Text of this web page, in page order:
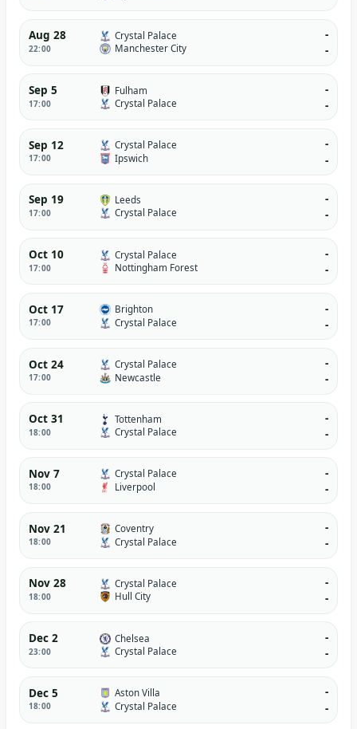
Aug 28
22:00
Crystal Palace
Manchester City
-
-
Sep 5
17:00
Fulham
Crystal Palace
-
-
Sep 12
17:00
Crystal Palace
Ipswich
-
-
Sep 19
17:00
Leeds
Crystal Palace
-
-
Oct 10
17:00
Crystal Palace
Nottingham Forest
-
-
Oct 17
17:00
Brighton
Crystal Palace
-
-
Oct 24
17:00
Crystal Palace
Newcastle
-
-
Oct 31
18:00
Tottenham
Crystal Palace
-
-
Nov 7
18:00
Crystal Palace
Liverpool
-
-
Nov 21
18:00
Coventry
Crystal Palace
-
-
Nov 28
18:00
Crystal Palace
Hull City
-
-
Dec 2
23:00
Chelsea
Crystal Palace
-
-
Dec 5
18:00
Aston Villa
Crystal Palace
-
-